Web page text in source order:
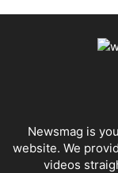
Newsmag is
website. We
videos